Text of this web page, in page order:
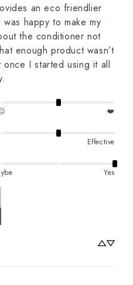
an eco friendlier
happy to make my
the conditioner not
enough product wasn’t
I started using it all
❤️
Effective
Yes